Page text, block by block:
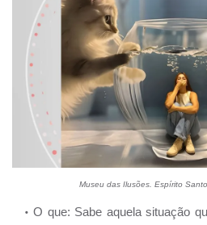
Museu das Ilusões. Espírito
O que: Sabe aquela situação